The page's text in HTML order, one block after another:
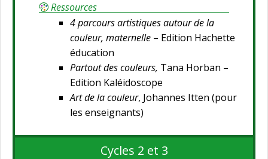
Ressources
4 parcours artistiques autour de la
couleur, maternelle – Edition Hachette
éducation
Partout des couleurs, Tana Horban –
Edition Kaléidoscope
Art de la couleur, Johannes Itten (pour
les enseignants)
Cycles 2 et 3